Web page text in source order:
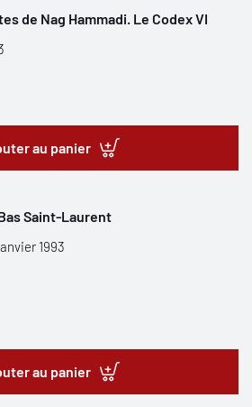
de Nag Hammadi. Le Codex VI
au panier
Saint-Laurent
1993
au panier